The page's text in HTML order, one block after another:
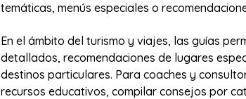
temáticas, menús especiales o
En el ámbito del turismo y viajes, las guías
detallados, recomendaciones de lugares
destinos particulares. Para coaches y
recursos educativos, compilar consejos por